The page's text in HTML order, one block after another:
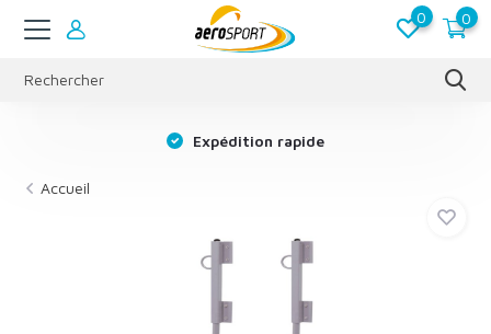
0 0
Expédition rapide
Accueil